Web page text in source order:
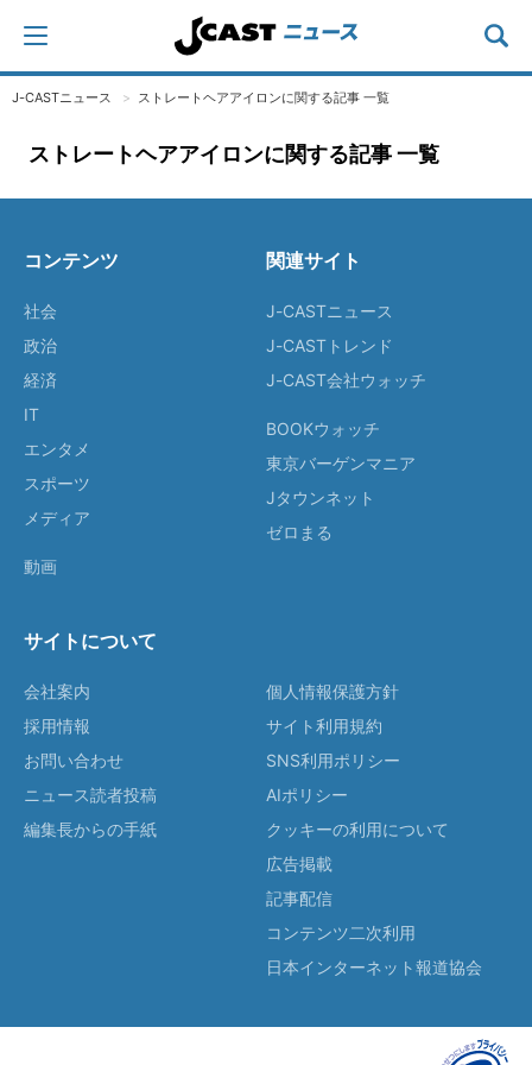
J-CASTニュース ストレートヘアアイロンに関する記事 一覧
ストレートヘアアイロンに関する記事 一覧
コンテンツ
社会
政治
経済
IT
エンタメ
スポーツ
メディア
動画
関連サイト
J-CASTニュース
J-CASTトレンド
J-CAST会社ウォッチ
BOOKウォッチ
東京バーゲンマニア
Jタウンネット
ゼロまる
サイトについて
会社案内
採用情報
お問い合わせ
ニュース読者投稿
編集長からの手紙
個人情報保護方針
サイト利用規約
SNS利用ポリシー
AIポリシー
クッキーの利用について
広告掲載
記事配信
コンテンツ二次利用
日本インターネット報道協会